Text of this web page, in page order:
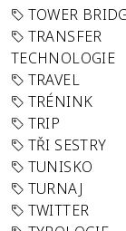
TOWER
TRANSFER
TECHNOLOGIE
TRAVEL
TRÉNINK
TRIP
TŘI SESTRY
TUNISKO
TURNAJ
TWITTER